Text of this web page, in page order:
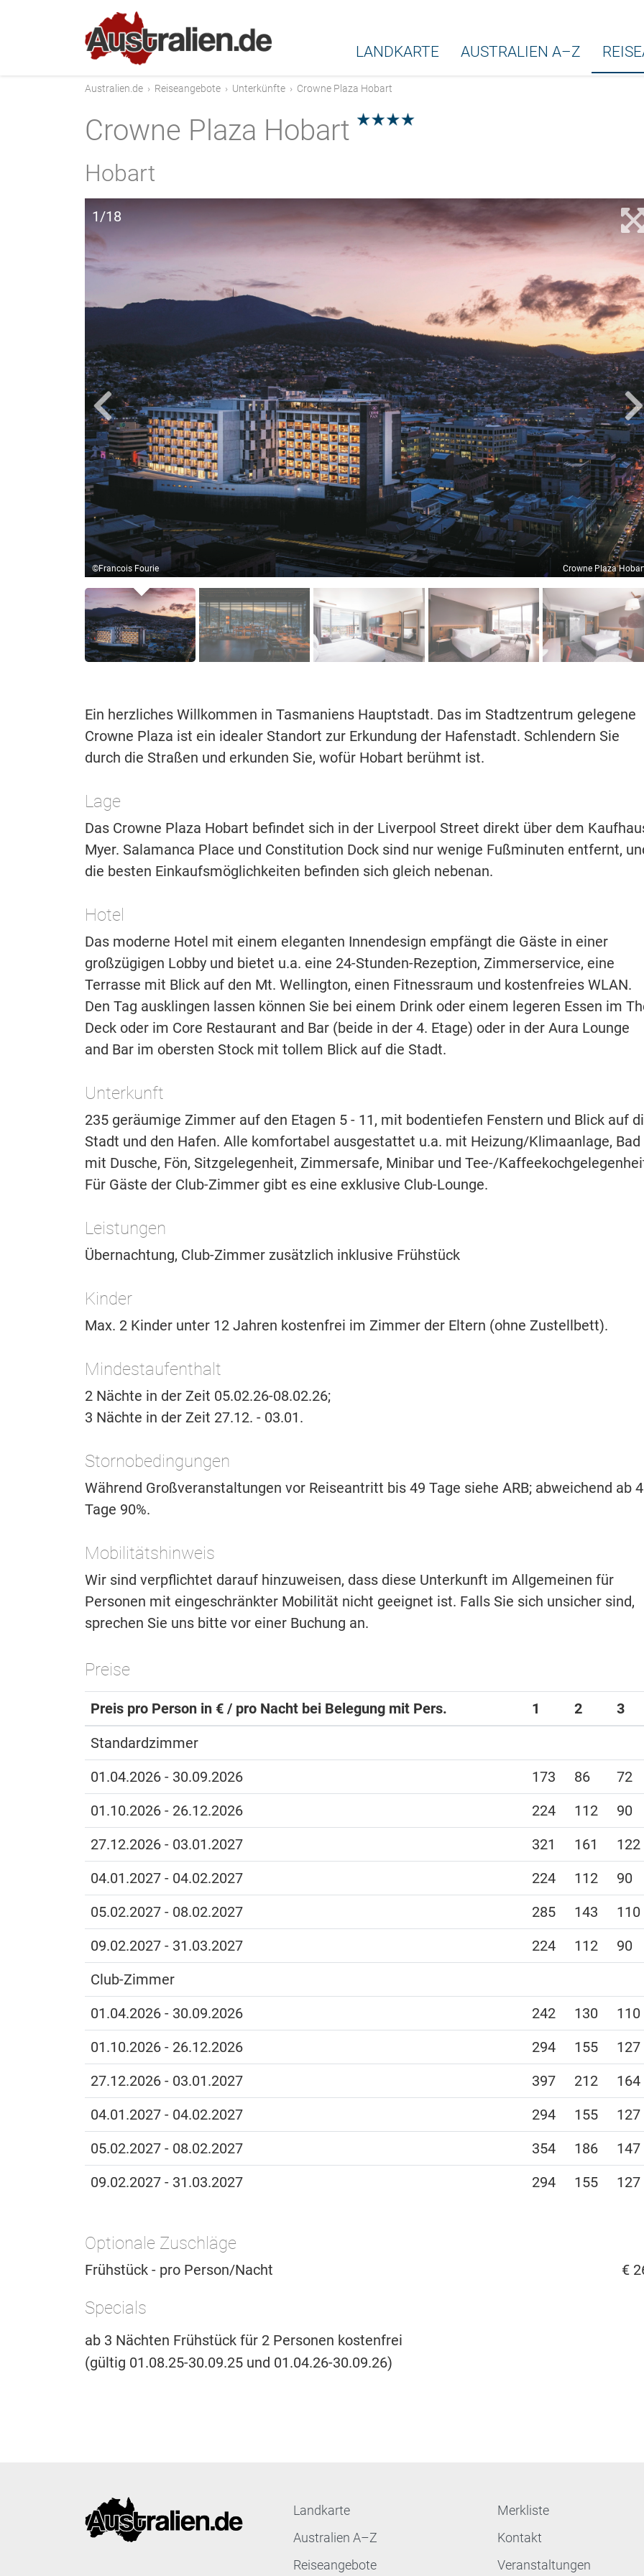
LANDKARTE AUSTRALIEN A–Z
Australien.de › Reiseangebote › Unterkünfte › Crowne Plaza Hobart
Crowne Plaza Hobart 4.0
Hobart
1/18
©Francois Fourie Crowne Plaza
Ein herzliches Willkommen in Tasmaniens Hauptstadt. Das im Stadtzentrum gelegene
Crowne Plaza ist ein idealer Standort zur Erkundung der Hafenstadt. Schlendern Sie
durch die Straßen und erkunden Sie, wofür Hobart berühmt ist.
Lage
Das Crowne Plaza Hobart befindet sich in der Liverpool Street direkt über dem
Myer. Salamanca Place und Constitution Dock sind nur wenige Fußminuten entfernt,
die besten Einkaufsmöglichkeiten befinden sich gleich nebenan.
Hotel
Das moderne Hotel mit einem eleganten Innendesign empfängt die Gäste in einer
großzügigen Lobby und bietet u.a. eine 24-Stunden-Rezeption, Zimmerservice, eine
Terrasse mit Blick auf den Mt. Wellington, einen Fitnessraum und kostenfreies WLAN.
Den Tag ausklingen lassen können Sie bei einem Drink oder einem legeren Essen im
Deck oder im Core Restaurant and Bar (beide in der 4. Etage) oder in der Aura Lounge
and Bar im obersten Stock mit tollem Blick auf die Stadt.
Unterkunft
235 geräumige Zimmer auf den Etagen 5 - 11, mit bodentiefen Fenstern und Blick auf
Stadt und den Hafen. Alle komfortabel ausgestattet u.a. mit Heizung/Klimaanlage, Bad
mit Dusche, Fön, Sitzgelegenheit, Zimmersafe, Minibar und Tee-/
Für Gäste der Club-Zimmer gibt es eine exklusive Club-Lounge.
Leistungen
Übernachtung, Club-Zimmer zusätzlich inklusive Frühstück
Kinder
Max. 2 Kinder unter 12 Jahren kostenfrei im Zimmer der Eltern (ohne Zustellbett).
Mindestaufenthalt
2 Nächte in der Zeit 05.02.26-08.02.26;
3 Nächte in der Zeit 27.12. - 03.01.
Stornobedingungen
Während Großveranstaltungen vor Reiseantritt bis 49 Tage siehe ARB; abweichend ab
Tage 90%.
Mobilitätshinweis
Wir sind verpflichtet darauf hinzuweisen, dass diese Unterkunft im Allgemeinen für
Personen mit eingeschränkter Mobilität nicht geeignet ist. Falls Sie sich unsicher sind,
sprechen Sie uns bitte vor einer Buchung an.
Preise
Preis pro Person in € / pro Nacht bei Belegung mit Pers. 1 2
3
Standardzimmer
01.04.2026 - 30.09.2026
173 86
72
01.10.2026 - 26.12.2026
224 112
90
27.12.2026 - 03.01.2027
321 161
122
04.01.2027 - 04.02.2027
224 112
90
05.02.2027 - 08.02.2027
285 143
110
09.02.2027 - 31.03.2027
224 112
90
Club-Zimmer
01.04.2026 - 30.09.2026
242 130
110
01.10.2026 - 26.12.2026
294 155
127
27.12.2026 - 03.01.2027
397 212
164
04.01.2027 - 04.02.2027
294 155
127
05.02.2027 - 08.02.2027
354 186
147
09.02.2027 - 31.03.2027
294 155 127
Optionale Zuschläge
Frühstück - pro Person/Nacht €
Specials
ab 3 Nächten Frühstück für 2 Personen kostenfrei
(gültig 01.08.25-30.09.25 und 01.04.26-30.09.26)
Landkarte
Australien A–Z
Reiseangebote
Merkliste
Kontakt
Veranstaltungen